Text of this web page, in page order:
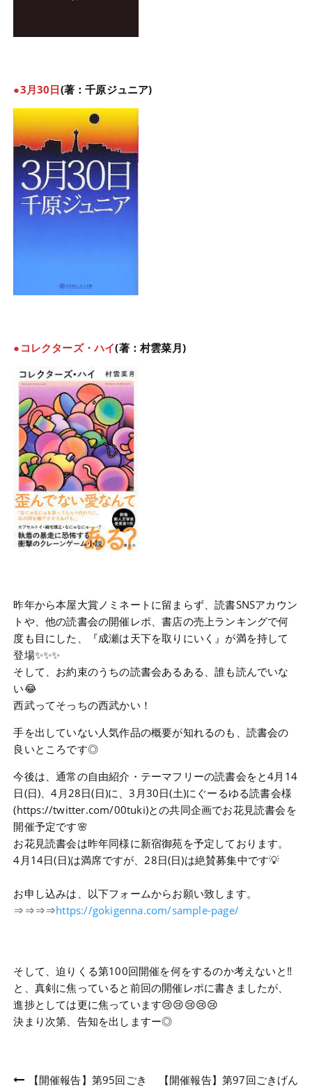
●3月30日(著：千原ジュニア)
●コレクターズ・ハイ(著：村雲菜月)
昨年から本屋大賞ノミネートに留まらず、読書SNSアカウン
トや、他の読書会の開催レポ、書店の売上ランキングで何
度も目にした、『成瀬は天下を取りにいく』が満を持して
登場✨✨✨
そして、お約束のうちの読書会あるある、誰も読んでいな
い😂
西武ってそっちの西武かい！
手を出していない人気作品の概要が知れるのも、読書会の
良いところです◎
今後は、通常の自由紹介・テーマフリーの読書会をと4月14
日(日)、4月28日(日)に、3月30日(土)にぐーるゆる読書会様
(https://twitter.com/00tuki)との共同企画でお花見読書会を
開催予定です🌸
お花見読書会は昨年同様に新宿御苑を予定しております。
4月14日(日)は満席ですが、28日(日)は絶賛募集中です💡
お申し込みは、以下フォームからお願い致します。
⇒⇒⇒⇒https://gokigenna.com/sample-page/
そして、迫りくる第100回開催を何をするのか考えないと‼
と、真剣に焦っていると前回の開催レポに書きましたが、
進捗としては更に焦っています😢😢😢😢😢
決まり次第、告知を出しますー◎
投 【開催報告】第95回ごき 【開催報告】第97回ごきげん